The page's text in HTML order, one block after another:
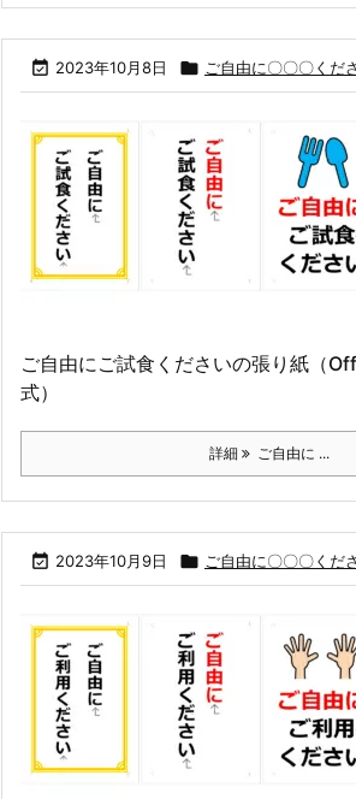
 2023年10月8日  ご自由に〇〇〇くだ
ご自由にご試食くださいの張り紙（
式）
詳細 ご自由に ...
 2023年10月9日  ご自由に〇〇〇くだ